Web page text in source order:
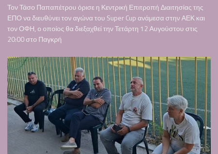
Τον Τάσο Παπαπέτρου όρισε η Κεντρική Επιτροπή Διαιτησίας της
ΕΠΟ να διευθύνει τον αγώνα του Super Cup ανάμεσα στην ΑΕΚ και
τον ΟΦΗ, ο οποίος θα διεξαχθεί την Τετάρτη 12 Αυγούστου στις
20:00 στο Παγκρή